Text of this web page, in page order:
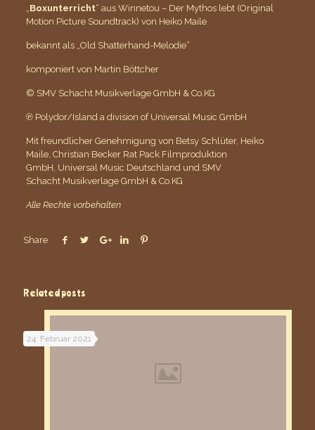
Boxunterricht“ aus Winnetou – Der Mythos lebt (Original
Motion Picture Soundtrack) von Heiko Maile
bekannt als „Old Shatterhand-Melodie“
komponiert von Martin Böttcher
© SMV Schacht Musikverlage GmbH & Co.KG
℗ Polydor/Island a division of Universal Music GmbH
Mit freundlicher Genehmigung von Betsy Schlüter, Heiko
Maile, Christian Becker Rat Pack Filmproduktion
GmbH, Universal Music Deutschland und SMV
Schacht Musikverlage GmbH & Co.KG
Alle Rechte vorbehalten
Share
Related posts
24. Februar 2021